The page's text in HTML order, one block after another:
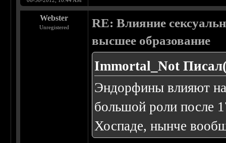
Webster
Unregistered
RE: Влияние
высшее образование
Immortal_Not
Эндорфины влияют
большой роли после
Хоспаде, нынче